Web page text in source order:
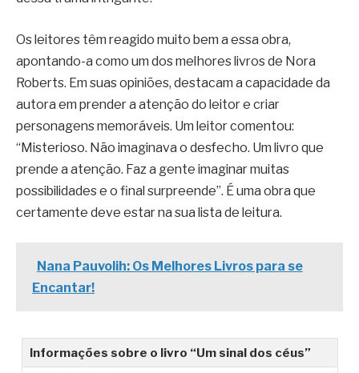
Os leitores têm reagido muito bem a essa obra,
apontando-a como um dos melhores livros de Nora
Roberts. Em suas opiniões, destacam a capacidade da
autora em prender a atenção do leitor e criar
personagens memoráveis. Um leitor comentou:
“Misterioso. Não imaginava o desfecho. Um livro que
prende a atenção. Faz a gente imaginar muitas
possibilidades e o final surpreende”. É uma obra que
certamente deve estar na sua lista de leitura.
Nana Pauvolih: Os Melhores Livros para se
Encantar!
Informações sobre o livro “Um sinal dos céus”